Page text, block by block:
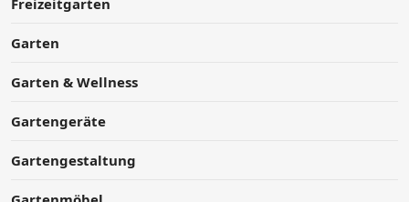
Freizeitgarten
Garten
Garten & Wellness
Gartengeräte
Gartengestaltung